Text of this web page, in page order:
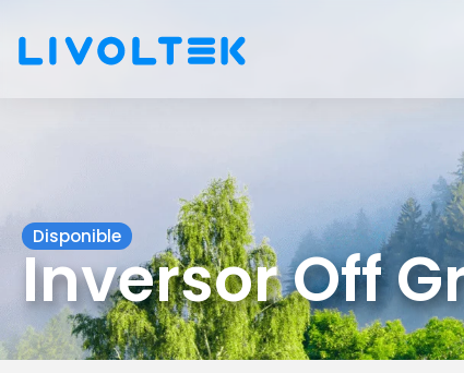
Disponible
Inversor Off